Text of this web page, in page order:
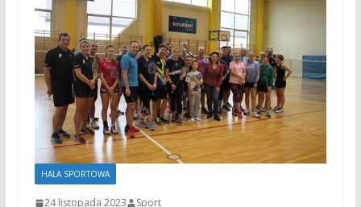
HALA SPORTOWA
24 listopada 2023 Sport